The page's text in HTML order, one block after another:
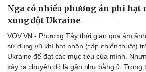
Nga có nhiều phương án phi hạt
xung đột Ukraine
VOV.VN - Phương Tây thời gian qua ám
sử dụng vũ khí hạt nhân (cấp chiến thuật)
Ukraine để đạt các mục tiêu của mình.
xảy ra chuyện đó là gần như bằng 0. Trong